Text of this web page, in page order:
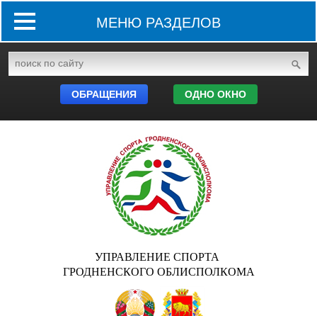
МЕНЮ РАЗДЕЛОВ
ОБРАЩЕНИЯ ОДНО ОКНО
УПРАВЛЕНИЕ СПОРТА
ГРОДНЕНСКОГО ОБЛИСПОЛКОМА